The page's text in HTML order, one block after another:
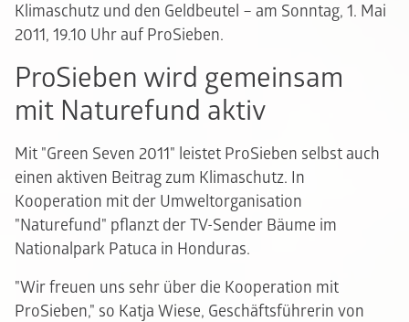
Klimaschutz und den Geldbeutel – am Sonntag, 1. Mai
2011, 19.10 Uhr auf ProSieben.
ProSieben wird gemeinsam
mit Naturefund aktiv
Mit "Green Seven 2011" leistet ProSieben selbst auch
einen aktiven Beitrag zum Klimaschutz. In
Kooperation mit der Umweltorganisation
"Naturefund" pflanzt der TV-Sender Bäume im
Nationalpark Patuca in Honduras.
"Wir freuen uns sehr über die Kooperation mit
ProSieben," so Katja Wiese, Geschäftsführerin von